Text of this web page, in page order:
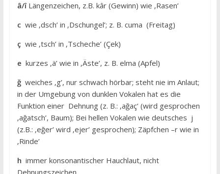
â/îLängenzeichen, z.B. kâr (Gewinn) wie ‚Rasen’
c wie ‚dsch’ in ‚Dschungel’; z. B. cuma (Freitag)
ç wie ‚tsch’ in ‚Tscheche’ (Çek)
e kurzes ‚ä’ wie in ‚Äste’, z. B. elma (Apfel)
ğ weiches ‚g’, nur schwach hörbar; steht nie im Anlaut;
in der Umgebung von dunklen Vokalen hat es die
Funktion einer Dehnung (z. B.: ‚ağaç’ (wird gesprochen
‚ağatsch’, Baum); Bei hellen Vokalen wie deutsches j
(z.B.: ‚eğer’ wird ‚ejer’ gesprochen); Zäpfchen –r wie in
‚Rinde’
h immer konsonantischer Hauchlaut, nicht